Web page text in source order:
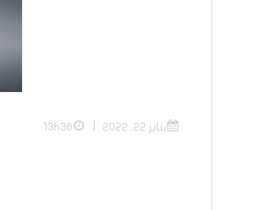
يناير 22, 2022 13h36